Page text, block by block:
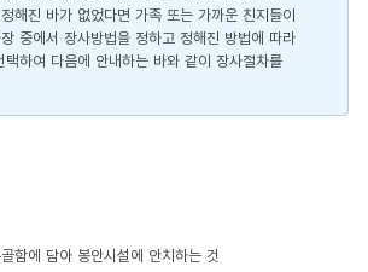
해진 바가 없었다면 가족 또는 가까운 친지들이
중에서 장사방법을 정하고 정해진 방법에 따라
택하여 다음에 안내하는 바와 같이 장사절차를
함에 담아 봉안시설에 안치하는 것